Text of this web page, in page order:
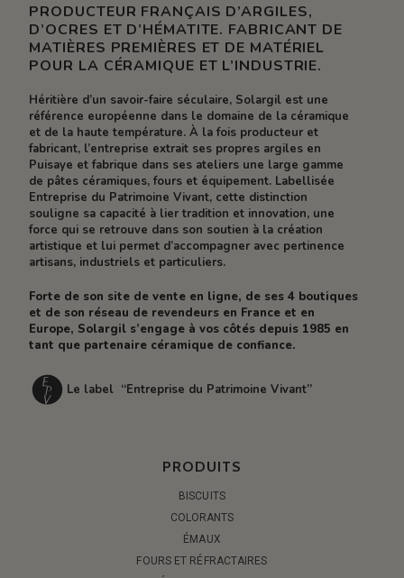
PRODUCTEUR FRANÇAIS D’ARGILES,
D’OCRES ET D’HÉMATITE. FABRICANT DE
MATIÈRES PREMIÈRES ET DE MATÉRIEL
POUR LA CÉRAMIQUE ET L’INDUSTRIE.
Héritière d’un savoir-faire séculaire, Solargil est une
référence européenne dans le domaine de la céramique
et de la haute température. À la fois producteur et
fabricant, l’entreprise extrait ses propres argiles en
Puisaye et fabrique dans ses ateliers une large gamme
de pâtes céramiques, fours et équipement. Labellisée
Entreprise du Patrimoine Vivant, cette distinction
souligne sa capacité à lier tradition et innovation, une
force qui se retrouve dans son soutien à la création
artistique et lui permet d’accompagner avec pertinence
artisans, industriels et particuliers.
Forte de son site de vente en ligne, de ses 4 boutiques
et de son réseau de revendeurs en France et en
Europe, Solargil s’engage à vos côtés depuis 1985 en
tant que partenaire céramique de confiance.
Le label “Entreprise du Patrimoine Vivant”
PRODUITS
BISCUITS
COLORANTS
ÉMAUX
FOURS ET RÉFRACTAIRES